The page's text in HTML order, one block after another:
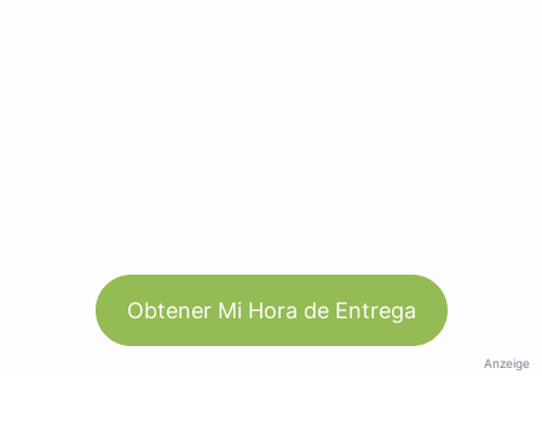
Obtener Mi Hora de Entrega
Anzeige